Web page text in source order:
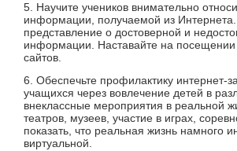
5. Научите учеников внимательно
информации, получаемой из
представление о достоверной и
информации. Наставайте на
сайтов.
6. Обеспечьте профилактику интернет-
учащихся через вовлечение детей в
внеклассные мероприятия в реальной
театров, музеев, участие в играх,
показать, что реальная жизнь намного
виртуальной.